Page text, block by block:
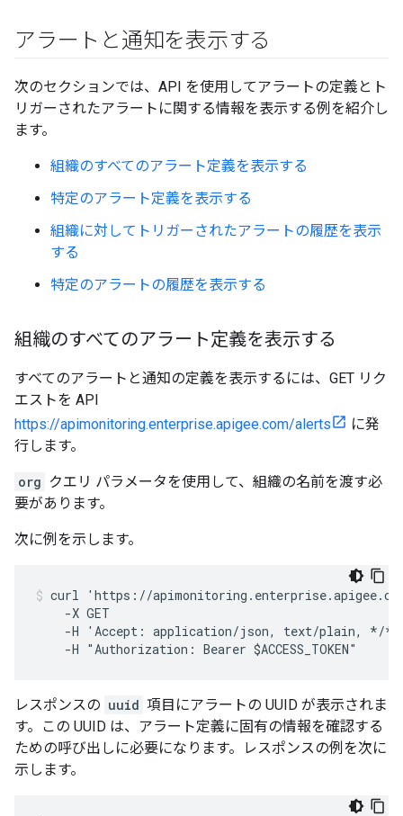
アラートと通知を表示する
次のセクションでは、API を使用してアラートの定義とト
リガーされたアラートに関する情報を表示する例を紹介し
ます。
組織のすべてのアラート定義を表示する
特定のアラート定義を表示する
組織に対してトリガーされたアラートの履歴を表示
する
特定のアラートの履歴を表示する
組織のすべてのアラート定義を表示する
すべてのアラートと通知の定義を表示するには、GET リク
エストを API
https://apimonitoring.enterprise.apigee.com/alerts
に発
行します。
org クエリ パラメータを使用して、組織の名前を渡す必
要があります。
次に例を示します。
curl 'https://
    -X GET
    -H 'Accept: application/json, text/plain, */*'
レスポンスの uuid 項目にアラートの UUID が表示されま
す。この UUID は、アラート定義に固有の情報を確認する
ための呼び出しに必要になります。レスポンスの例を次に
示します。